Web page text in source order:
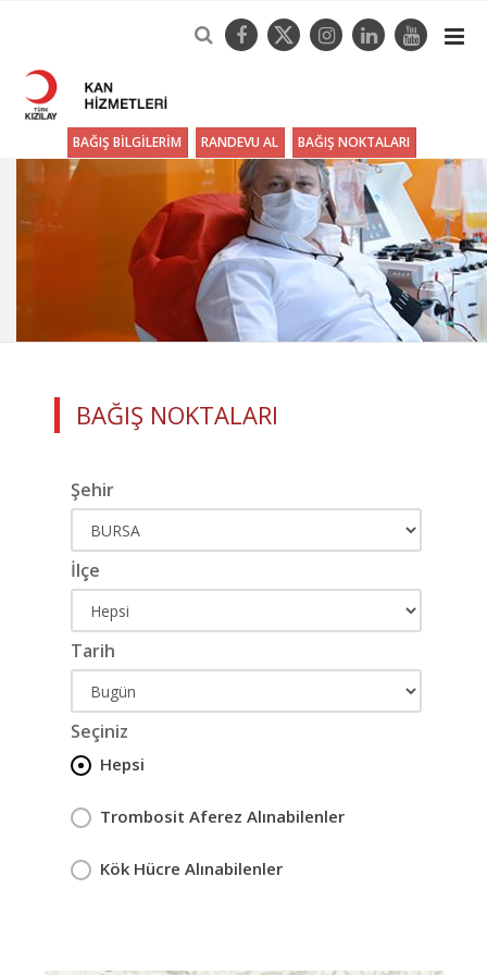
BAĞIŞ BİLGİLERİM RANDEVU AL BAĞIŞ NOKTALARI
BAĞIŞ NOKTALARI
Şehir
İlçe
Tarih
Seçiniz
Hepsi
Trombosit Aferez Alınabilenler
Kök Hücre Alınabilenler